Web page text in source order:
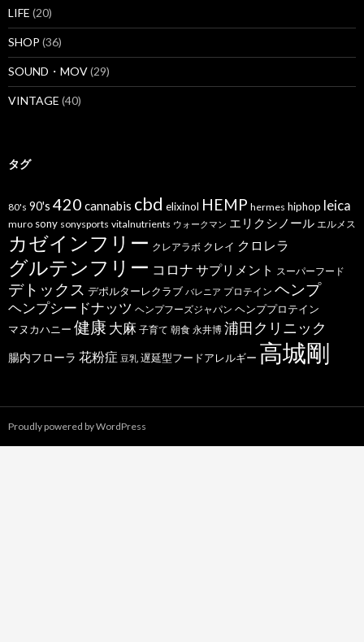
LIFE (20)
SHOP (36)
SOUND・MOV(29)
VINTAGE (40)
タグ
80's 90's 420 cannabis cbd elixinol HEMP hermes hiphop leica
muro sony sonysports vitalnutrients ウォークマン エリクシノール エルメス
カゼインフリー クレアラボ クレイ クロレラ
グルテンフリー コロナ サプリメント スーパーフード
デトックス デポルターレクラブ バレニア プロテイン ヘンプ
ヘンプシードナッツ ヘンプフーズジャパン ヘンププロテイン
マヌカハニー 健康 大麻 子育て 朝食 永井博 浦田クリニック
腸内フローラ 花粉症 豆乳 遅延型フードアレルギー 高城剛
Proudly powered by WordPress